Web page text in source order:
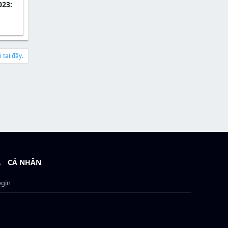
tại đây.
CÁ NHÂN